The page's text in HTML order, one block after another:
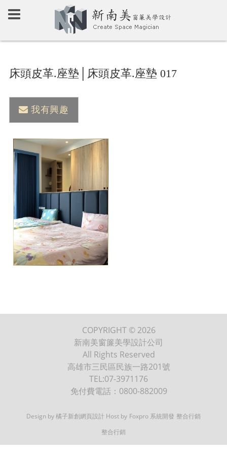
床頭皮革.座墊│床頭皮革.座墊 017
我有興趣
COPYRIGHT © 2026
新南美窗簾美學設計公司
All Rights Reserved
高雄市三民區民族一路201號
TEL:07-3971176
免付費電話：0800-882009
Design by 橘子新創網頁設計 Host by Foxpro 系統開發 整合行銷
整合行銷